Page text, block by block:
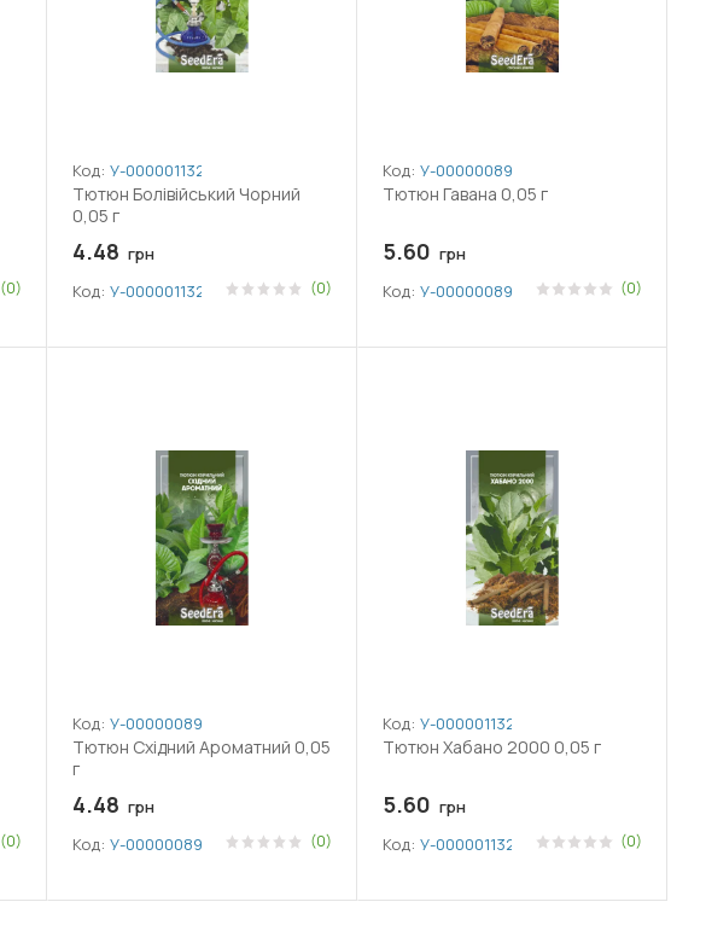
(0)
Код: У-0000011328
Тютюн Болівійський Чорний
0,05 г
4.48 грн
Код: У-0000011328 (0)
Код: У-0000008920
Тютюн Гавана 0,05 г
5.60 грн
Код: У-0000008920 (0)
(0)
Код: У-0000008921
Тютюн Східний Ароматний 0,05
г
4.48 грн
Код: У-0000008921 (0)
Код: У-0000011326
Тютюн Хабано 2000 0,05 г
5.60 грн
Код: У-0000011326 (0)